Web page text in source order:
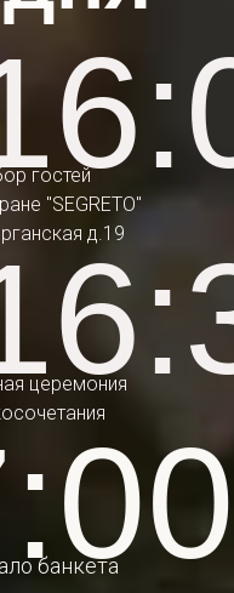
гостей
"SEGRETO"
д.19
церемония
банкета